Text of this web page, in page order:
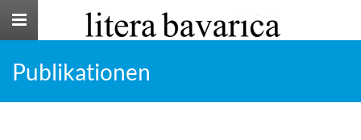
Toggle
Publikationen